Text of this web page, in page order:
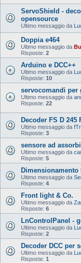
ServoShield -
opensource
Ultimo messaggio da
Doppia e464
Ultimo messaggio da
Risposte: 2
Arduino e DCC++
Ultimo messaggio da
Risposte: 10
servocomandi per
Ultimo messaggio da
Risposte: 22
Decoder FS D 245
Ultimo messaggio da
Risposte: 3
sensore ad
Ultimo messaggio da
Risposte: 5
Dimensionamento
Ultimo messaggio da
Risposte: 4
Front light & Co.
Ultimo messaggio da
Risposte: 6
LnControlPanel -
Ultimo messaggio da
Risposte: 2
Decoder DCC per
Ultimo messaggio da
Risposte: 1